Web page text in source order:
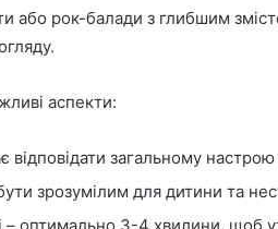
або рок-балади з глибшим
аспекти:
загальному настрою
зрозумілим для дитини та